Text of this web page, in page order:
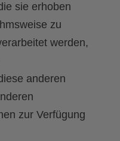
sie erhoben
zu
werden,
anderen
zur Verfügung